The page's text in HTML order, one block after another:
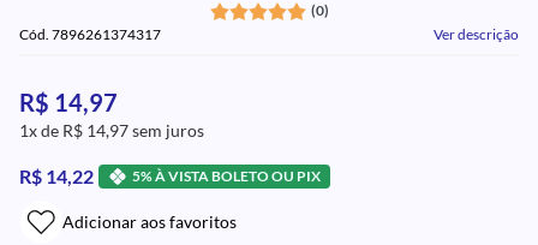
(0)
Cód. 7896261374317
Ver descrição
R$ 14,97
1x de R$ 14,97 sem juros
R$ 14,22 5% À VISTA BOLETO OU PIX
Adicionar aos favoritos